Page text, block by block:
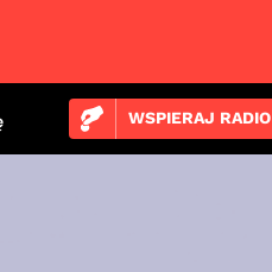
WSPIERAJ RADIO